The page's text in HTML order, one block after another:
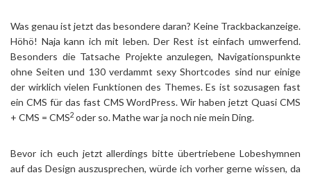
Was genau ist jetzt das besondere daran? Keine Trackbackanzeige.
Höhö! Naja kann ich mit leben. Der Rest ist einfach umwerfend.
Besonders die Tatsache Projekte anzulegen, Navigationspunkte
ohne Seiten und 130 verdammt sexy Shortcodes sind nur einige
der wirklich vielen Funktionen des Themes. Es ist sozusagen fast
ein CMS für das fast CMS WordPress. Wir haben jetzt Quasi CMS
+ CMS = CMS2 oder so. Mathe war ja noch nie mein Ding.
Bevor ich euch jetzt allerdings bitte übertriebene Lobeshymnen
auf das Design auszusprechen, würde ich vorher gerne wissen, da